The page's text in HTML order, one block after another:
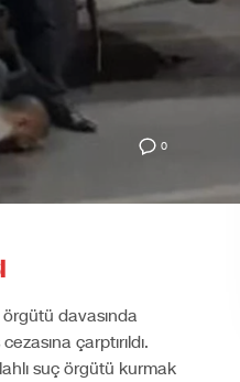
0
davasında
çarptırıldı.
suç örgütü kurmak